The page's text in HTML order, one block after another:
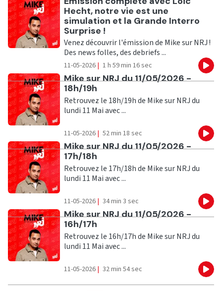
Hecht, notre vie est une
simulation et la Grande Interro
Surprise !
Venez découvrir l'émission de Mike sur NRJ !
Des news folles, des debriefs ...
11-05-2026 | 1 h 59 min 16 sec
Ecouter
Mike sur NRJ du 11/05/2026 -
18h/19h
Retrouvez le 18h/19h de Mike sur NRJ du
lundi 11 Mai avec ...
11-05-2026 | 52 min 18 sec
Ecouter
Mike sur NRJ du 11/05/2026 -
17h/18h
Retrouvez le 17h/18h de Mike sur NRJ du
lundi 11 Mai avec ...
11-05-2026 | 34 min 3 sec
Ecouter
Mike sur NRJ du 11/05/2026 -
16h/17h
Retrouvez le 16h/17h de Mike sur NRJ du
lundi 11 Mai avec ...
11-05-2026 | 32 min 54 sec